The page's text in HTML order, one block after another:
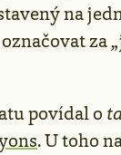
na
za
povídal o
. U toho